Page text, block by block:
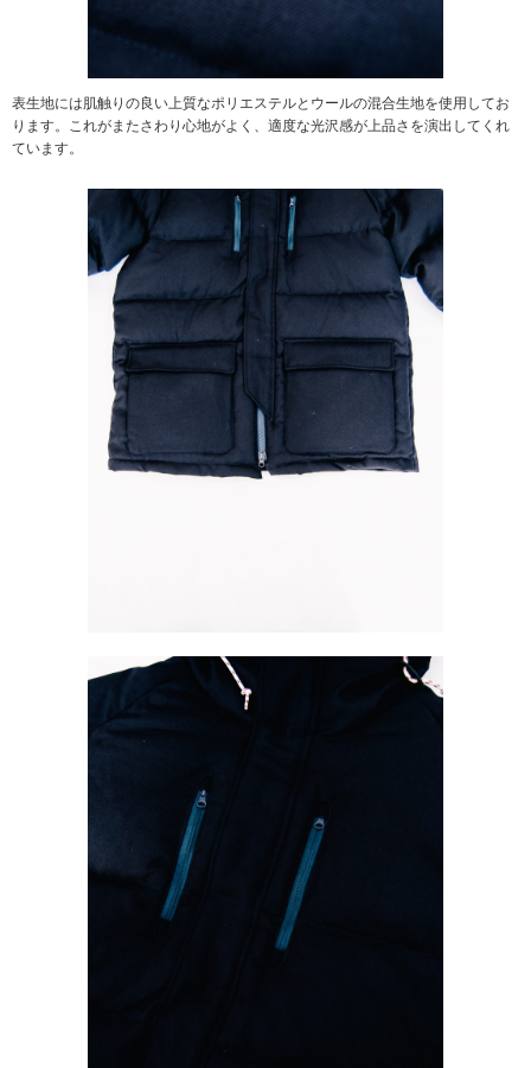
表生地には肌触りの良い上質なポリエステルとウールの混合生地を使用してお
ります。これがまたさわり心地がよく、適度な光沢感が上品さを演出してくれ
ています。